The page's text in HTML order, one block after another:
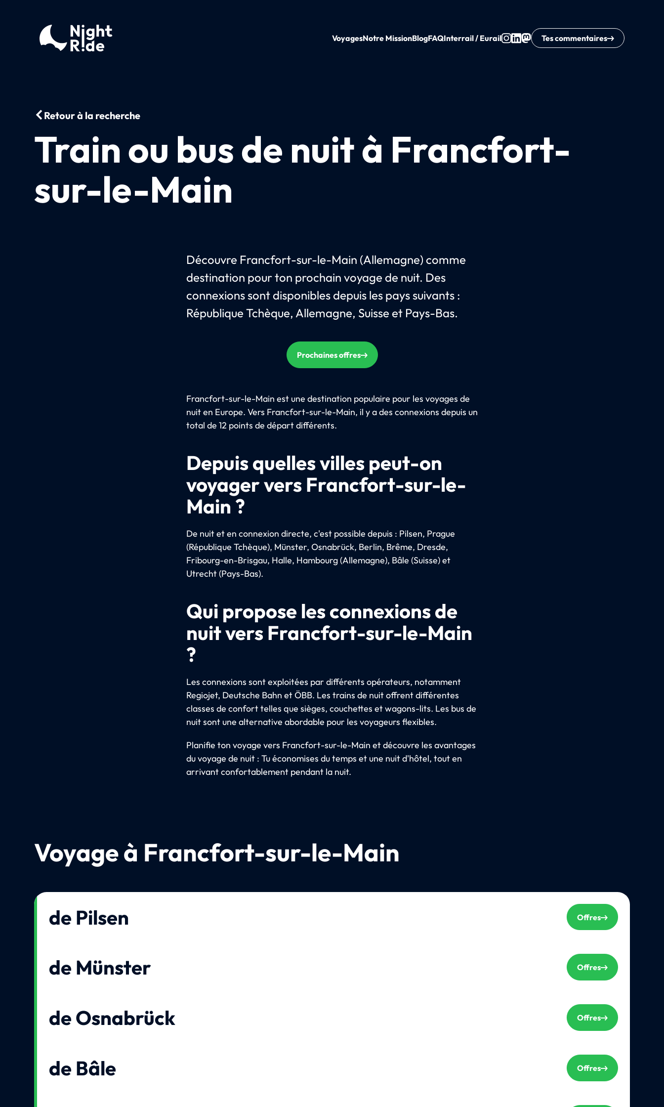
VoyagesNotre MissionBlogFAQInterrail / Eurail Tes commentaires
Retour à la recherche
Train ou bus de nuit à Francfort-
sur-le-Main
Découvre Francfort-sur-le-Main (Allemagne) comme
destination pour ton prochain voyage de nuit. Des
connexions sont disponibles depuis les pays suivants :
République Tchèque, Allemagne, Suisse et Pays-Bas.
Prochaines offres
Francfort-sur-le-Main est une destination populaire pour les voyages de
nuit en Europe. Vers Francfort-sur-le-Main, il y a des connexions depuis un
total de 12 points de départ différents.
Depuis quelles villes peut-on
voyager vers Francfort-sur-le-
Main ?
De nuit et en connexion directe, c'est possible depuis : Pilsen, Prague
(République Tchèque), Münster, Osnabrück, Berlin, Brême, Dresde,
Fribourg-en-Brisgau, Halle, Hambourg (Allemagne), Bâle (Suisse) et
Utrecht (Pays-Bas).
Qui propose les connexions de
nuit vers Francfort-sur-le-Main
?
Les connexions sont exploitées par différents opérateurs, notamment
Regiojet, Deutsche Bahn et ÖBB. Les trains de nuit offrent différentes
classes de confort telles que sièges, couchettes et wagons-lits. Les bus de
nuit sont une alternative abordable pour les voyageurs flexibles.
Planifie ton voyage vers Francfort-sur-le-Main et découvre les avantages
du voyage de nuit : Tu économises du temps et une nuit d'hôtel, tout en
arrivant confortablement pendant la nuit.
Voyage à Francfort-sur-le-Main
de Pilsen Offres
de Münster Offres
de Osnabrück Offres
de Bâle Offres